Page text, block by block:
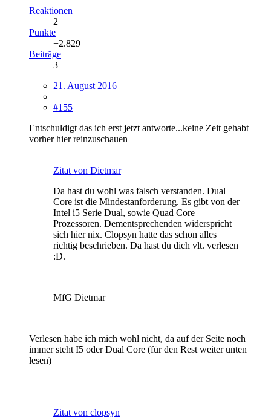
Reaktionen
2
Punkte
−2.829
Beiträge
3
21. August 2016
#155
Entschuldigt das ich erst jetzt antworte...keine Zeit gehabt
vorher hier reinzuschauen
Zitat von Dietmar
Da hast du wohl was falsch verstanden. Dual
Core ist die Mindestanforderung. Es gibt von der
Intel i5 Serie Dual, sowie Quad Core
Prozessoren. Dementsprechenden widerspricht
sich hier nix. Clopsyn hatte das schon alles
richtig beschrieben. Da hast du dich vlt. verlesen
:D.
MfG Dietmar
Verlesen habe ich mich wohl nicht, da auf der Seite noch
immer steht I5 oder Dual Core (für den Rest weiter unten
lesen)
Zitat von clopsyn